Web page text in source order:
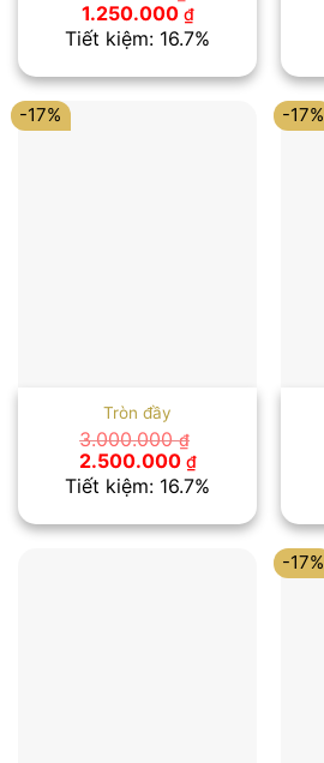
Giá
gốc
là:
1.250.000 ₫Giá
hiện
tại
1.250.000 ₫.
Tiết kiệm: 16.7%
-17%
Tròn đầy
3.000.000₫
Giá
gốc
là:
2.500.000 ₫Giá
hiện
tại
2.500.000 ₫.
Tiết kiệm: 16.7%
-17%
-17%